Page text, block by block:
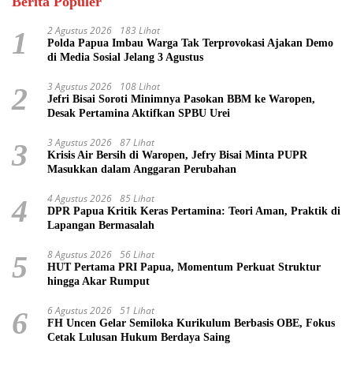
1 2 Agustus 2026 183 Lihat
Polda Papua Imbau Warga Tak Terprovokasi Ajakan Demo
di Media Sosial Jelang 3 Agustus
2 3 Agustus 2026 108 Lihat
Jefri Bisai Soroti Minimnya Pasokan BBM ke Waropen,
Desak Pertamina Aktifkan SPBU Urei
3 3 Agustus 2026 87 Lihat
Krisis Air Bersih di Waropen, Jefry Bisai Minta PUPR
Masukkan dalam Anggaran Perubahan
4 4 Agustus 2026 85 Lihat
DPR Papua Kritik Keras Pertamina: Teori Aman, Praktik di
Lapangan Bermasalah
5 8 Agustus 2026 56 Lihat
HUT Pertama PRI Papua, Momentum Perkuat Struktur
hingga Akar Rumput
6 6 Agustus 2026 51 Lihat
FH Uncen Gelar Semiloka Kurikulum Berbasis OBE, Fokus
Cetak Lulusan Hukum Berdaya Saing